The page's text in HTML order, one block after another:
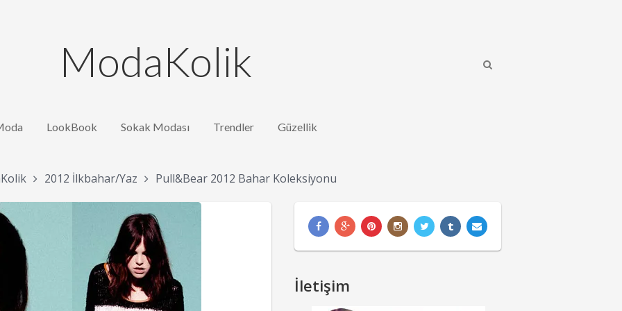
ModaKolik
LookBook Sokak Modası Trendler Güzellik
2012 İlkbahar/Yaz Pull&Bear 2012 Bahar Koleksiyonu
İletişim